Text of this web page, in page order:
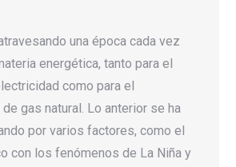
una época cada vez
energética, tanto para el
como para el
gas natural. Lo anterior se ha
por varios factores, como el
con los fenómenos de La Niña y